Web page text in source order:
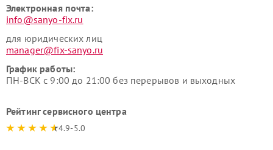
Электронная почта:
info@sanyo-fix.ru
для юридических лиц
manager@fix-sanyo.ru
График работы:
ПН-ВСК с 9:00 до 21:00 без перерывов и выходных
Рейтинг сервисного центра
4.9-5.0